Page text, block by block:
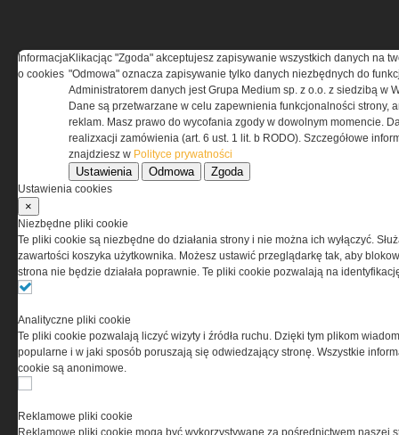
REGULAMIN
Regulamin określa zasady korzystania z portalu
www.special-ops.pl
Korzystanie z portalu jest równoznaczne
przez Grupa MEDIUM Spółka z ograniczoną
odpowiedzialnością Spółka komandytowa, nr KRS:
0000537655, NIP 1132860378, REGON 146393437
(zwana dalej Grupa MEDIUM) w postaci Regulaminu.
Informacja
o cookies
Klikacjąc "Zgoda" akceptujesz zapisywanie wszystkich danych na
"Odmowa" oznacza zapisywanie tylko danych niezbędnych do
Administratorem danych jest Grupa Medium sp. z o.o. z siedzibą w
Dane są przetwarzane w celu zapewnienia funkcjonalności strony,
reklam. Masz prawo do wycofania zgody w dowolnym momencie.
realizxacji zamówienia (art. 6 ust. 1 lit. b RODO). Szczegółowe
znajdziesz w Polityce prywatności
Ustawienia Odmowa Zgoda
Ustawienia cookies
×
Niezbędne pliki cookie
Te pliki cookie są niezbędne do działania strony i nie można ich wyłączyć.
zawartości koszyka użytkownika. Możesz ustawić przeglądarkę tak, aby
strona nie będzie działała poprawnie. Te pliki cookie pozwalają na
Analityczne pliki cookie
Te pliki cookie pozwalają liczyć wizyty i źródła ruchu. Dzięki tym plikom
popularne i w jaki sposób poruszają się odwiedzający stronę. Wszystkie
cookie są anonimowe.
Reklamowe pliki cookie
Reklamowe pliki cookie mogą być wykorzystywane za pośrednictwem naszej